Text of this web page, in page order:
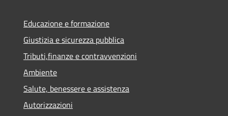
Educazione e formazione
Giustizia e sicurezza pubblica
Tributi,finanze e contravvenzioni
Ambiente
Salute, benessere e assistenza
Autorizzazioni